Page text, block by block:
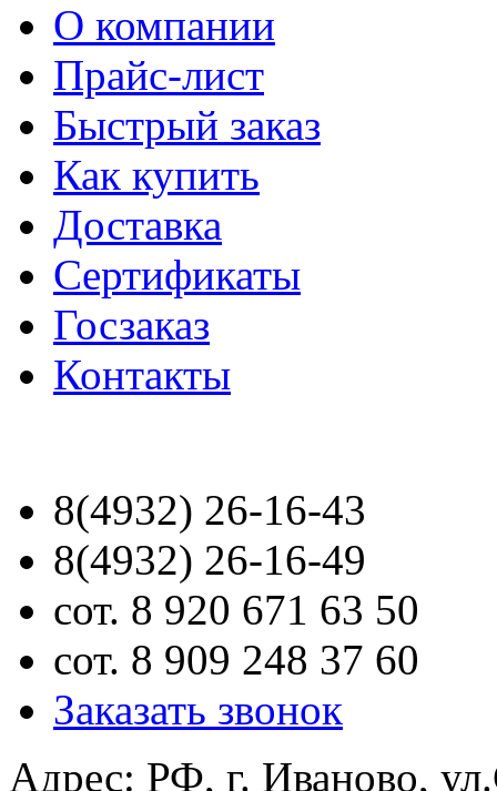
О компании
Прайс-лист
Быстрый заказ
Как купить
Доставка
Сертификаты
Госзаказ
Контакты
8(4932) 26-16-43
8(4932) 26-16-49
сот. 8 920 671 63 50
сот. 8 909 248 37 60
Заказать звонок
Адрес: РФ, г. Иваново,